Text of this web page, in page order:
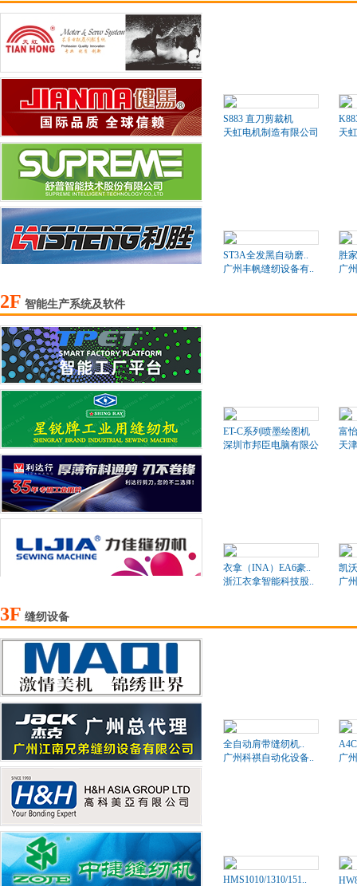
S883 直刀剪裁机
天虹电机制造有限公司
天
ST3A全发黑自动磨..
广州丰帆缝纫设备有..
胜
广
2F 智能生产系统及软件
ET-C系列喷墨绘图机
深圳市邦臣电脑有限公司
富
天
衣拿（INA）EA6豪..
浙江衣拿智能科技股..
凯
广
3F 缝纫设备
全自动肩带缝纫机..
广州科祺自动化设备..
广
HMS1010/1310/151..